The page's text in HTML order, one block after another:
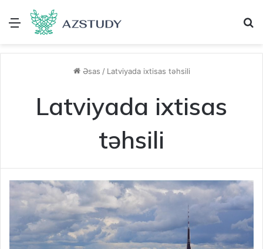
Menu
Əsas / Latviyada ixtisas təhsili
Latviyada ixtisas
təhsili